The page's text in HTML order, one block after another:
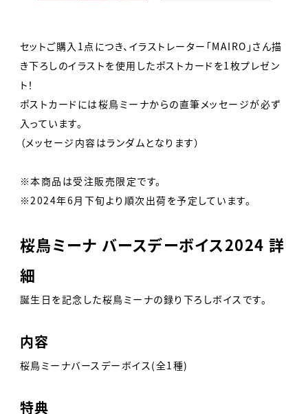
セットご購入1点につき、イラストレーター「MAIRO」さん描
き下ろしのイラストを使用したポストカードを1枚プレゼン
ト！
ポストカードには桜鳥ミーナからの直筆メッセージが必ず
入っています。
（メッセージ内容はランダムとなります）
※本商品は受注販売限定です。
※2024年6月下旬より順次出荷を予定しています。
桜鳥ミーナ バースデーボイス2024 詳
細
誕生日を記念した桜鳥ミーナの録り下ろしボイスです。
内容
桜鳥ミーナバースデーボイス(全1種)
特典